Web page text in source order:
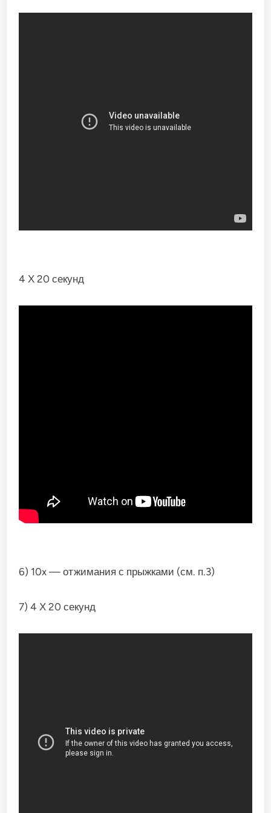
4 Х 20 секунд
6) 10x — отжимания с прыжками (см. п.3)
7) 4 Х 20 секунд